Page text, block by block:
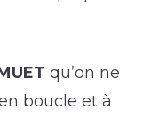
qu’on ne
boucle et à